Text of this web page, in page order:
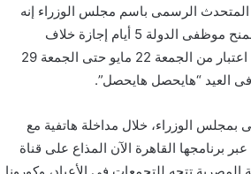
الرسمى باسم مجلس الوزراء إنه
غدًا سيجرى إصدار قرار بمنح موظفى الدولة 5 أيام إجازة خلاف
الإجازات الرسمية، وذلك اعتبار من الجمعة 22 مايو حتى الجمعة 29
العيد “هايحصل هايحصل”.
الوزراء، خلال مداخلة هاتفية مع
برنامجها القاهرة الآن المذاع على قناة